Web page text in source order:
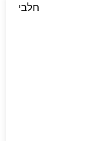
חלבי